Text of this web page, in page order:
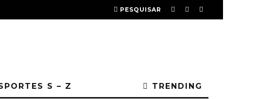
PESQUISAR
S – Z TRENDING